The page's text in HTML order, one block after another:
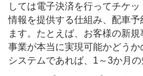
しては電子決済を行ってチケ
情報を提供する仕組み、配車
ます。たとえば、お客様の新
事業が本当に実現可能かどう
システムであれば、1～3か月の